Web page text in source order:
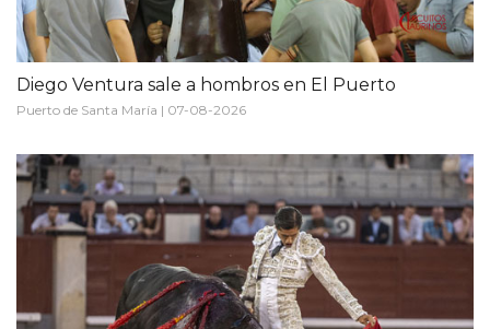
Diego Ventura sale a hombros en El Puerto
Puerto de Santa María | 07-08-2026